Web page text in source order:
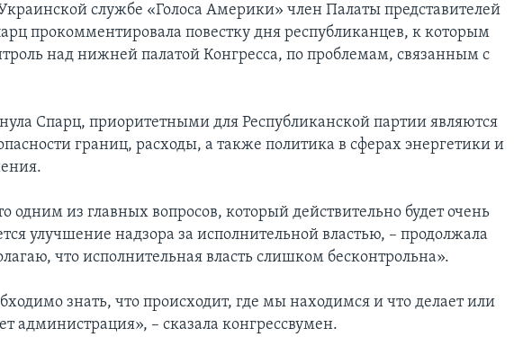
службе «Голоса Америки» член Палаты представителей
прокомментировала повестку дня республиканцев, к которым
над нижней палатой Конгресса, по проблемам, связанным с
Спарц, приоритетными для Республиканской партии являются
границ, расходы, а также политика в сферах энергетики и
одним из главных вопросов, который действительно будет очень
улучшение надзора за исполнительной властью, – продолжала
что исполнительная власть слишком бесконтрольна».
знать, что происходит, где мы находимся и что делает или
администрация», – сказала конгрессвумен.